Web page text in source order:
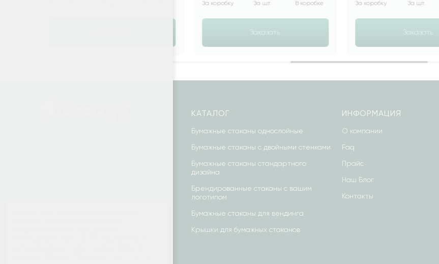
За шт. В коробке За коробку За шт. В коробке
КАТАЛОГ
Бумажные стаканы однослойные
Бумажные стаканы с двойными стенками
Бумажные стаканы стандартного
дизайна
Брендированные стаканы с вашим
логотипом
Бумажные стаканы для вендинга
Крышки для бумажных стаканов
ИНФОРМАЦИЯ
О компании
Faq
Прайс
Наш Блог
Контакты